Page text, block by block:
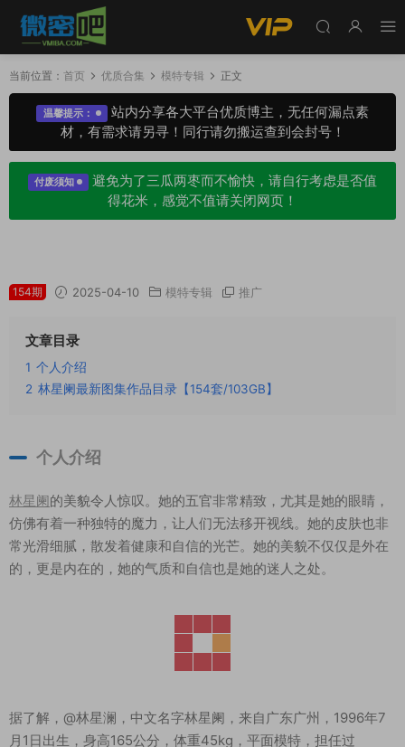
当前位置： 首页 优质合集 模特专辑 正文
温馨提示：
站内分享各大平台优质博主，无任何漏点素
材，有需求请另寻！同行请勿搬运查到会封号！
付废须知
避免为了三瓜两枣而不愉快，请自行考虑是否值
得花米，感觉不值请关闭网页！
154期 2025-04-10 模特专辑 推广
文章目录
1 个人介绍
2 林星阑最新图集作品目录【154套/103GB】
个人介绍
林星阑的美貌令人惊叹。她的五官非常精致，尤其是她的眼睛，
仿佛有着一种独特的魔力，让人们无法移开视线。她的皮肤也非
常光滑细腻，散发着健康和自信的光芒。她的美貌不仅仅是外在
的，更是内在的，她的气质和自信也是她的迷人之处。
据了解，@林星澜，中文名字林星阑，来自广东广州，1996年7
月1日出生，身高165公分，体重45kg，平面模特，担任过